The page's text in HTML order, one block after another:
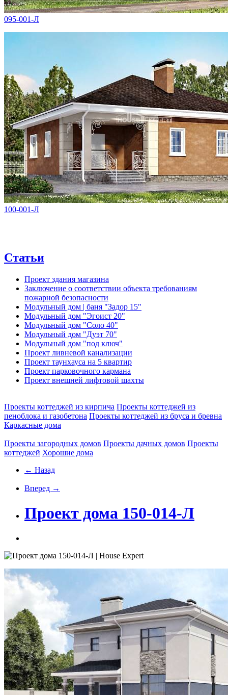
095-001-Л
100-001-Л
Статьи
Проект здания магазина
Заключение о соответствии объекта требованиям
пожарной безопасности
Модульный дом | баня "Задор 15"
Модульный дом "Эгоист 20"
Модульный дом "Соло 40"
Модульный дом "Дуэт 70"
Модульный дом "под ключ"
Проект ливневой канализации
Проект таунхауса на 5 квартир
Проект парковочного кармана
Проект внешней лифтовой шахты
Проекты коттеджей из кирпича Проекты коттеджей из
пеноблока и газобетона Проекты коттеджей из бруса и бревна
Каркасные дома
Проекты загородных домов Проекты дачных домов Проекты
коттеджей Хорошие дома
← Назад
Вперед →
Проект дома 150-014-Л